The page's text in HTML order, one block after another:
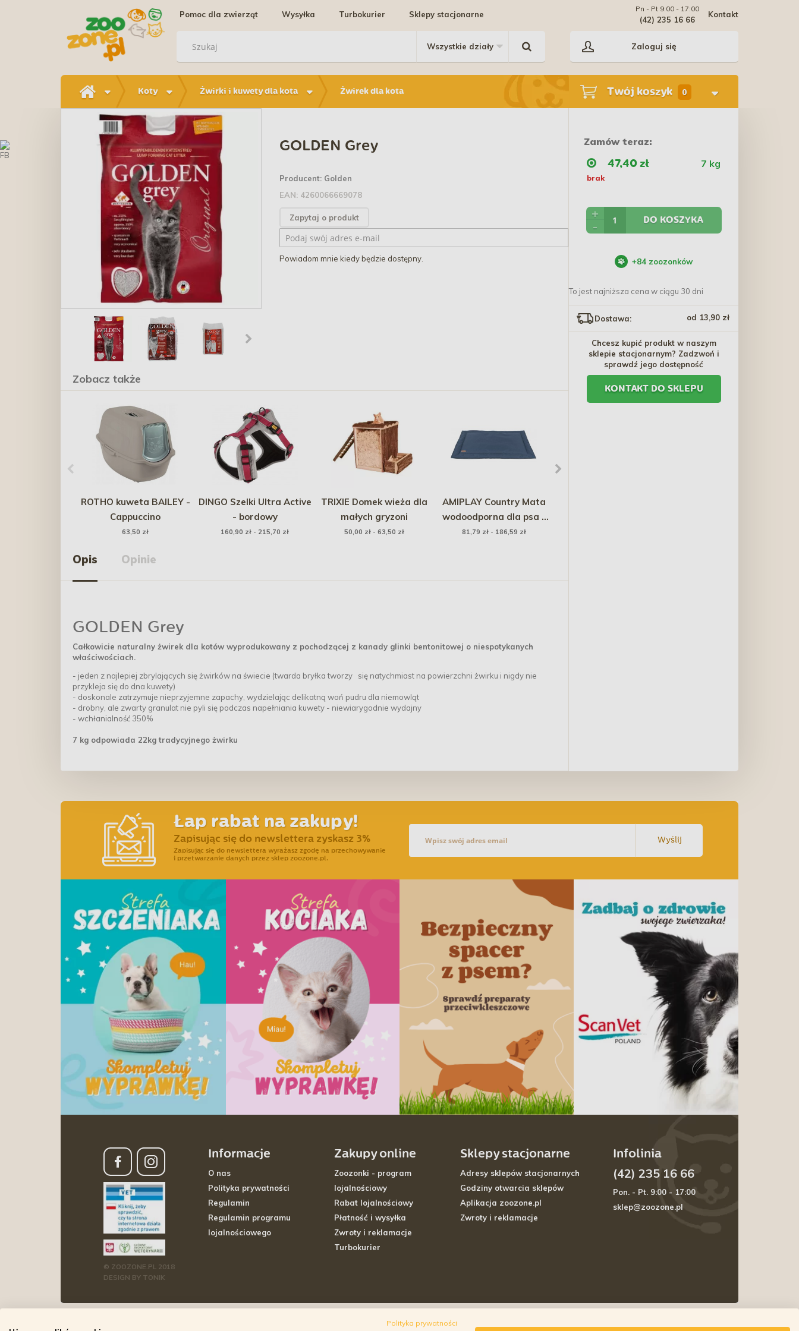
Pomoc dla zwierząt Wysyłka Turbokurier Sklepy stacjonarne Kontakt
Pn - Pt 9:00 - 17:00
(42) 235 16 66
Zaloguj się
Koty Żwirki i kuwety dla kota Żwirek dla kota Twój koszyk 0
GOLDEN Grey
Producent: Golden
EAN: 4260066669078
Zapytaj o produkt
Powiadom mnie kiedy będzie dostępny.
Zobacz także
ROTHO kuweta BAILEY -
Cappuccino
63,50 zł
DINGO Szelki Ultra Active
- bordowy
160,90 zł - 215,70 zł
TRIXIE Domek wieża dla
małych gryzoni
50,00 zł - 63,50 zł
AMIPLAY Country Mata
wodoodporna dla psa -
Granatowy
81,79 zł - 186,59 zł
Opis Opinie
GOLDEN Grey
Całkowicie naturalny żwirek dla kotów wyprodukowany z pochodzącej z kanady glinki bentonitowej o niespotykanych
właściwościach.
- jeden z najlepiej zbrylających się żwirków na świecie (twarda bryłka tworzy się natychmiast na powierzchni żwirku i nigdy nie
przykleja się do dna kuwety)
- doskonale zatrzymuje nieprzyjemne zapachy, wydzielając delikatną woń pudru dla niemowląt
- drobny, ale zwarty granulat nie pyli się podczas napełniania kuwety - niewiarygodnie wydajny
- wchłanialność 350%
7 kg odpowiada 22kg tradycyjnego żwirku
Zamów teraz:
47,40 zł 7 kg
brak
+
-
DO KOSZYKA
+84 zoozonków
To jest najniższa cena w ciągu 30 dni
Dostawa: od 13,90 zł
Chcesz kupić produkt w naszym
sklepie stacjonarnym? Zadzwoń i
sprawdź jego dostępność
KONTAKT DO SKLEPU
Łap rabat na zakupy!
Zapisując się do newslettera zyskasz 3%
Zapisując się do newslettera wyrażasz zgodę na przechowywanie
i przetwarzanie danych przez sklep zoozone.pl.
Wyślij
© ZOOZONE.PL 2018
DESIGN BY TONIK
Informacje
O nas
Polityka prywatności
Regulamin
Regulamin programu
lojalnościowego
Zakupy online
Zoozonki - program
lojalnościowy
Rabat lojalnościowy
Płatność i wysyłka
Zwroty i reklamacje
Turbokurier
Sklepy stacjonarne
Adresy sklepów stacjonarnych
Godziny otwarcia sklepów
Aplikacja zoozone.pl
Zwroty i reklamacje
Infolinia
(42) 235 16 66
Pon. - Pt. 9:00 - 17:00
sklep@zoozone.pl
Polityka prywatności